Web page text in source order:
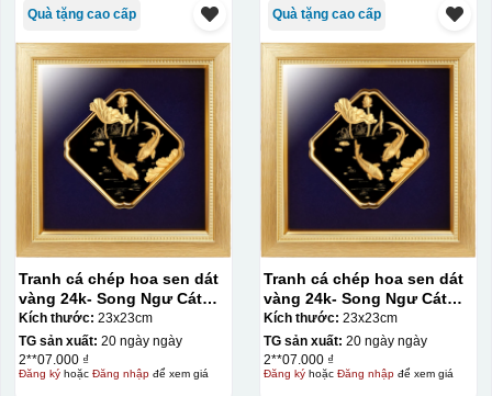
Kiểu hộp:
Hộp xi lót lụa
Hộp xi ấm chén
Quà tặng cao cấp
Tranh cá chép hoa sen dát
vàng 24k- Song Ngư Cát
Hạnh
Kích thước: 23x23cm
TG sản xuất: 20 ngày ngày
2**07.000 ₫
Đăng kýhoặc Đăng nhậpđể xem giá
Quà tặng cao cấp
Tranh cá chép hoa sen dát
vàng 24k- Song Ngư Cát
Hạnh
Kích thước: 23x23cm
TG sản xuất: 20 ngày ngày
2**07.000 ₫
Đăng kýhoặc Đăng nhậpđể xem giá